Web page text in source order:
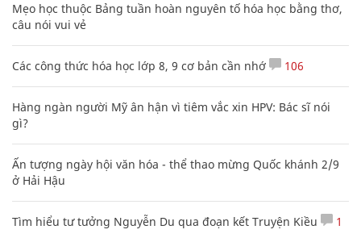
Mẹo học thuộc Bảng tuần hoàn nguyên tố hóa học bằng thơ,
câu nói vui vẻ
Các công thức hóa học lớp 8, 9 cơ bản cần nhớ 106
Hàng ngàn người Mỹ ân hận vì tiêm vắc xin HPV: Bác sĩ nói
gì?
Ấn tượng ngày hội văn hóa - thể thao mừng Quốc khánh 2/9
ở Hải Hậu
Tìm hiểu tư tưởng Nguyễn Du qua đoạn kết Truyện Kiều 1